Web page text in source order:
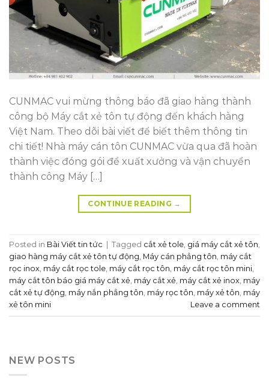
CUNMAC vui mừng thông báo đã giao hàng thành
công bộ Máy cắt xẻ tôn tự động đến khách hàng
Việt Nam. Theo dõi bài viết để biết thêm thông tin
chi tiết! Nhà máy cán tôn CUNMAC vừa qua đã hoàn
thành việc đóng gói để xuất xưởng và vận chuyển
thành công Máy […]
CONTINUE READING →
Posted in Bài Viết tin tức Tagged cắt xẻ tole giá máy cắt xẻ tôn
giao hàng máy cắt xẻ tôn tự động Máy cán phẳng tôn máy cắt
rọc inox máy cắt rọc tole máy cắt rọc tôn máy cắt rọc tôn mini
máy cắt tôn báo giá máy cắt xẻ máy cắt xẻ máy cắt xẻ inox máy
cắt xẻ tự động máy nắn phẳng tôn máy rọc tôn máy xẻ tôn máy
xẻ tôn mini
Leave a comment
NEW POSTS